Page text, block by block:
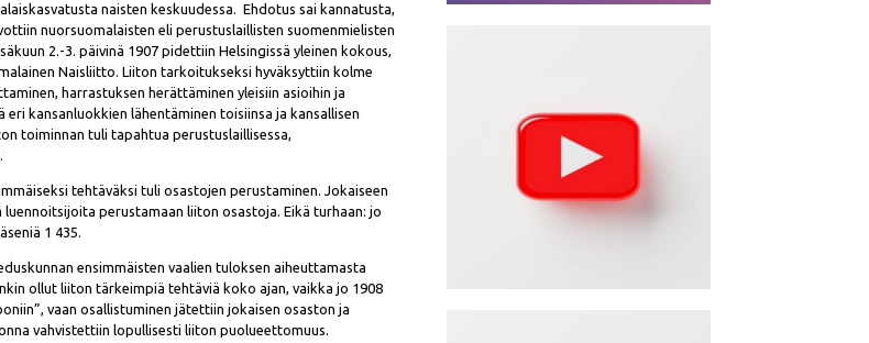
naisten keskuudessa. Ehdotus sai kannatusta,
nuorsuomalaisten eli perustuslaillisten suomenmielisten
2.-3. päivinä 1907 pidettiin Helsingissä yleinen kokous,
Naisliitto. Liiton tarkoitukseksi hyväksyttiin kolme
harrastuksen herättäminen yleisiin asioihin ja
kansanluokkien lähentäminen toisiinsa ja kansallisen
toiminnan tuli tapahtua perustuslaillisessa,
tehtäväksi tuli osastojen perustaminen. Jokaiseen
perustamaan liiton osastoja. Eikä turhaan: jo
1 435.
ensimmäisten vaalien tuloksen aiheuttamasta
ollut liiton tärkeimpiä tehtäviä koko ajan, vaikka jo 1908
vaan osallistuminen jätettiin jokaisen osaston ja
vahvistettiin lopullisesti liiton puolueettomuus.